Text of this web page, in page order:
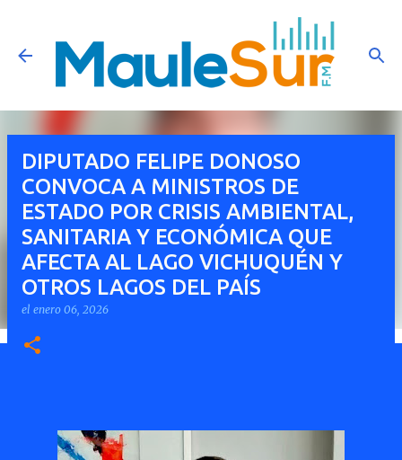
Ir al contenido principal
DIPUTADO FELIPE DONOSO
CONVOCA A MINISTROS DE
ESTADO POR CRISIS AMBIENTAL,
SANITARIA Y ECONÓMICA QUE
AFECTA AL LAGO VICHUQUÉN Y
OTROS LAGOS DEL PAÍS
el enero 06, 2026